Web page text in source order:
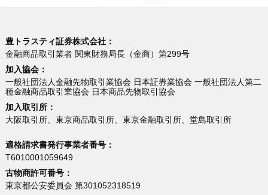
豊トラスティ証券株式会社：
金融商品取引業者 関東財務局長（金商）第299号
加入協会：
一般社団法人金融先物取引業協会 日本証券業協会 一般社団法人第二
種金融商品取引業協会 日本商品先物取引協会
加入取引所：
大阪取引所、東京商品取引所、東京金融取引所、堂島取引所
適格請求書発行事業者番号：
T6010001059649
古物商許可番号：
東京都公安委員会 第301052318519